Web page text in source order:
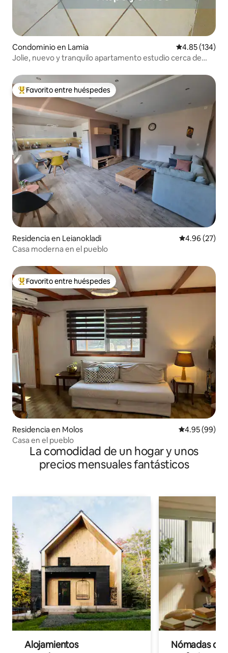
Condominio en Lamia Calificación
4.85 (134)
Jolie, nuevo y tranquilo apartamento estudio cerca de
De los mejores en Favorito entre huéspedes
Favorito entre huéspedes
Residencia en Leianokladi Calificación
4.96 (27)
Casa moderna en el pueblo
De los mejores en Favorito entre huéspedes
Favorito entre huéspedes
Residencia en Molos Calificación
4.95 (99)
Casa en el pueblo
La comodidad de un hogar y unos
precios mensuales fantásticos
Alojamientos
Nómadas